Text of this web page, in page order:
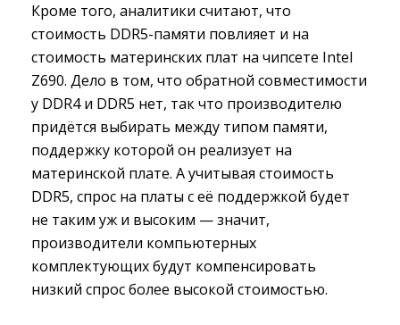
Кроме того, аналитики считают, что
стоимость DDR5-памяти повлияет и на
стоимость материнских плат на чипсете Intel
Z690. Дело в том, что обратной совместимости
у DDR4 и DDR5 нет, так что производителю
придётся выбирать между типом памяти,
поддержку которой он реализует на
материнской плате. А учитывая стоимость
DDR5, спрос на платы с её поддержкой будет
не таким уж и высоким — значит,
производители компьютерных
комплектующих будут компенсировать
низкий спрос более высокой стоимостью.